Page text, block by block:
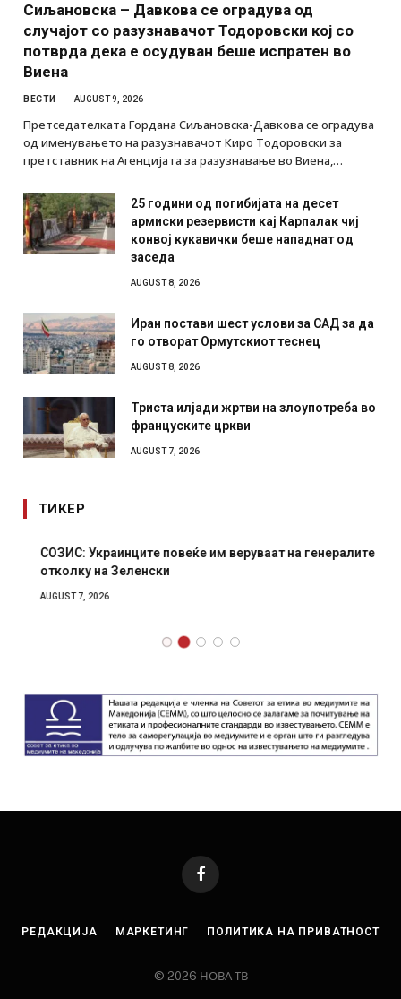
Сиљановска – Давкова се оградува од
случајот со разузнавачот Тодоровски кој со
потврда дека е осудуван беше испратен во
Виена
ВЕСТИ AUGUST 9, 2026
Претседателката Гордана Сиљановска-Давкова се оградува
од именувањето на разузнавачот Киро Тодоровски за
претставник на Агенцијата за разузнавање во Виена,…
25 години од погибијата на десет
армиски резервисти кај Карпалак чиј
конвој кукавички беше нападнат од
заседа
AUGUST 8, 2026
Иран постави шест услови за САД за да
го отворат Ормутскиот теснец
AUGUST 8, 2026
Триста илјади жртви на злоупотреба во
француските цркви
AUGUST 7, 2026
ТИКЕР
СОЗИС: Украинците повеќе им веруваат на генералите
отколку на Зеленски
AUGUST 7, 2026
Facebook
РЕДАКЦИЈА МАРКЕТИНГ ПОЛИТИКА НА ПРИВАТНОСТ
© 2026 НОВА ТВ